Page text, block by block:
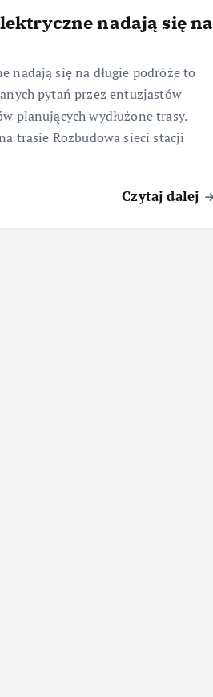
nadają się na
nadają się na długie podróże to
pytań przez entuzjastów
planujących wydłużone trasy.
trasie Rozbudowa sieci stacji
Czytaj dalej